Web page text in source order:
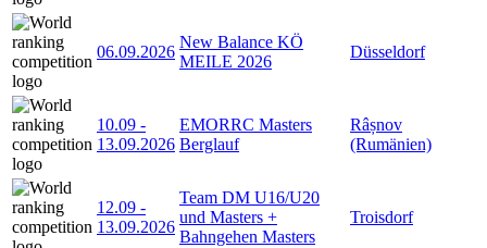
06.09.2026
New Balance KÖ
MEILE 2026
Düsseldorf
10.09 -
13.09.2026
EMORRC Masters
Berglauf
Râșnov
(Rumänien)
12.09 -
13.09.2026
Team DM U16/U20
und Masters +
Bahngehen Masters
Troisdorf